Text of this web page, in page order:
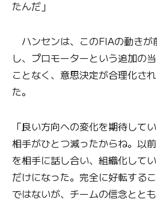
たんだ」
ハンセンは、このFIAの動きが
し、プロモーターという追加の
ことなく、意思決定が合理化さ
た。
「良い方向への変化を期待して
相手がひとつ減ったからね。以
を相手に話し合い、組織化して
だけになった。完全に好転する
ではないが、チームの信念とと